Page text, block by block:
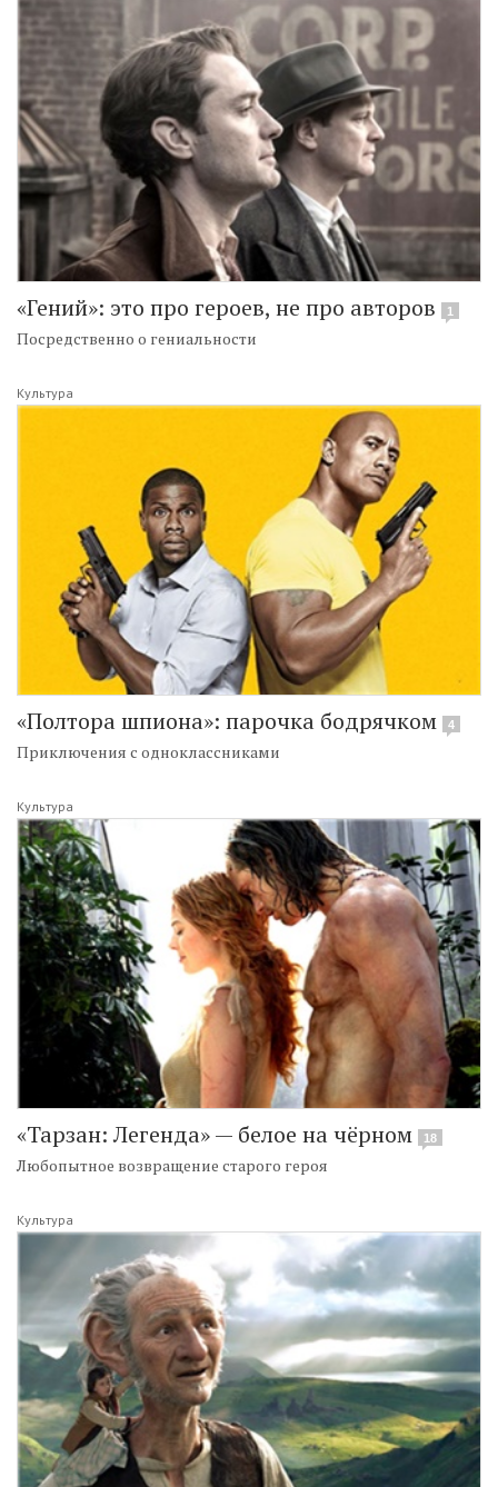
«Гений»: это про героев, не про авторов 1
Посредственно о гениальности
Культура
«Полтора шпиона»: парочка бодрячком 4
Приключения с одноклассниками
Культура
«Тарзан: Легенда» — белое на чёрном 18
Любопытное возвращение старого героя
Культура